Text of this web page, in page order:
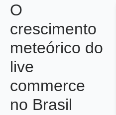
O
crescimento
meteórico do
live
commerce
no Brasil
Voice commerce:
seu e-commerce